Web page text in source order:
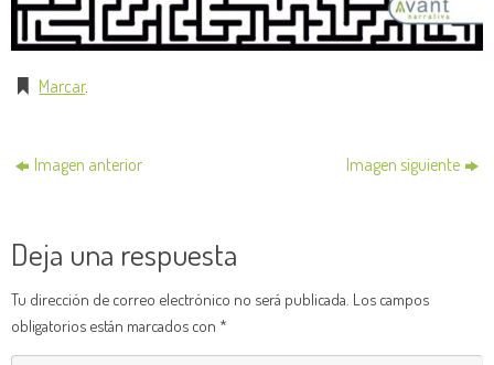
Marcar.
Imagen anterior Imagen siguiente
Deja una respuesta
Tu dirección de correo electrónico no será publicada. Los campos
obligatorios están marcados con *